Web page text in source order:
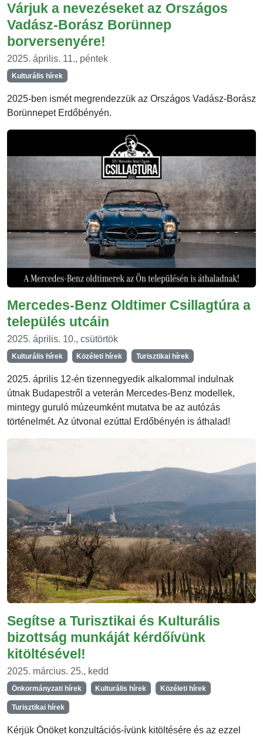
Várjuk a nevezéseket az Országos
Vadász-Borász Borünnep
borversenyére!
2025. április. 11., péntek
Kulturális hírek
2025-ben ismét megrendezzük az Országos Vadász-Borász
Borünnepet Erdőbényén.
Mercedes-Benz Oldtimer Csillagtúra a
település utcáin
2025. április. 10., csütörtök
Kulturális hírek Közéleti hírek Turisztikai hírek
2025. április 12-én tizennegyedik alkalommal indulnak
útnak Budapestről a veterán Mercedes-Benz modellek,
mintegy guruló múzeumként mutatva be az autózás
történelmét. Az útvonal ezúttal Erdőbényén is áthalad!
Segítse a Turisztikai és Kulturális
bizottság munkáját kérdőívünk
kitöltésével!
2025. március. 25., kedd
Önkormányzati hírek Kulturális hírek Közéleti hírek
Turisztikai hírek
Kérjük Önöket konzultációs-ívünk kitöltésére és az ezzel